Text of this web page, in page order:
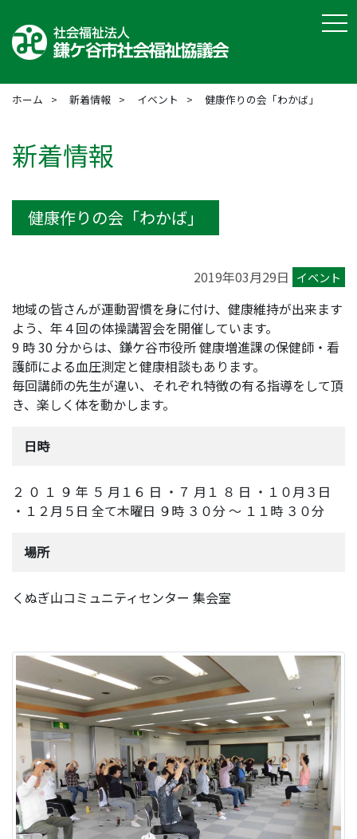
ホーム 新着情報 イベント 健康作りの会「わかば」
新着情報
健康作りの会「わかば」
2019年03月29日 イベント
地域の皆さんが運動習慣を身に付け、健康維持が出来ます
よう、年４回の体操講習会を開催しています。
9 時 30 分からは、鎌ケ谷市役所 健康増進課の保健師・看
護師による血圧測定と健康相談もあります。
毎回講師の先生が違い、それぞれ特徴の有る指導をして頂
き、楽しく体を動かします。
日時
２ ０ １ ９ 年 ５ 月１６ 日 ・７ 月１ ８ 日 ・１０月３日
・１２月５日 全て木曜日 ９時 ３０分 ～ １１時 ３０分
場所
くぬぎ山コミュニティセンター 集会室